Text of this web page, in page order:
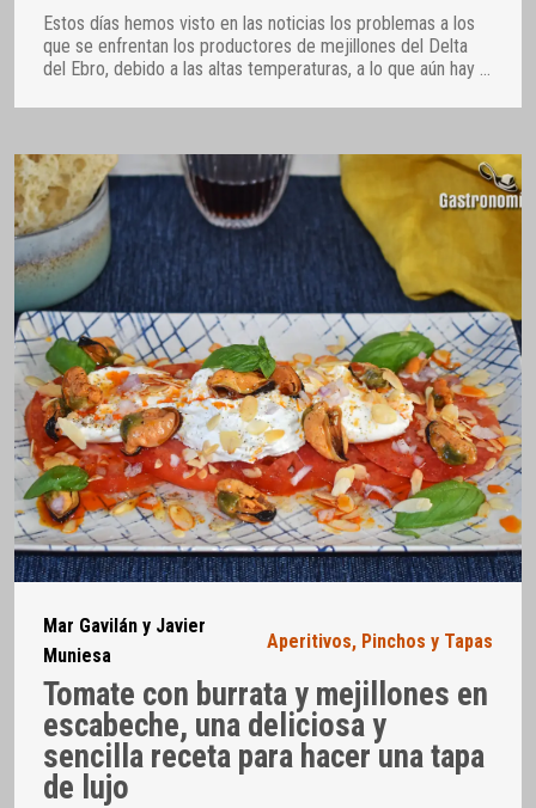
Estos días hemos visto en las noticias los problemas a los
que se enfrentan los productores de mejillones del Delta
del Ebro, debido a las altas temperaturas, a lo que aún hay
Mar Gavilán y Javier
Muniesa
Aperitivos, Pinchos y Tapas
Tomate con burrata y mejillones en
escabeche, una deliciosa y
sencilla receta para hacer una tapa
de lujo